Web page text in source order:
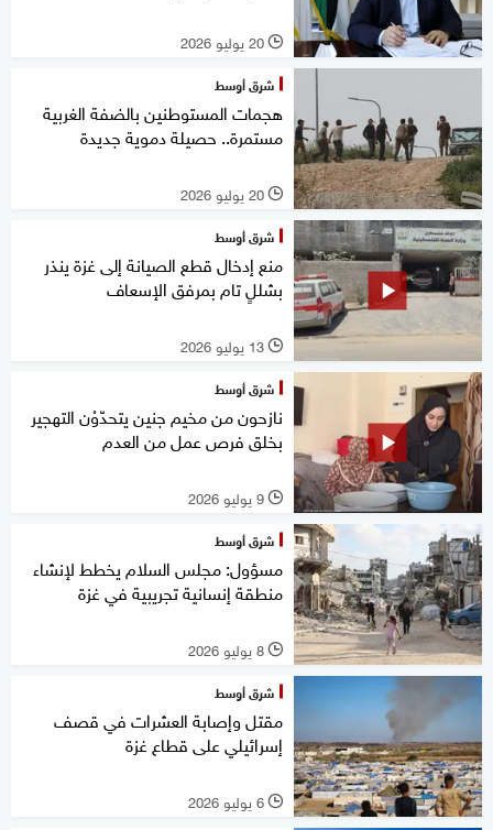
l 20 يوليو 2026
شرق أوسط
هجمات المستوطنين بالضفة الغربية
مستمرة.. حصيلة دموية جديدة
l 20 يوليو 2026
شرق أوسط
منع إدخال قطع الصيانة إلى غزة ينذر
بشللٍ تام بمرفق الإسعاف
l 13 يوليو 2026
شرق أوسط
نازحون من مخيم جنين يتحدّوْن التهجير
بخلق فرص عمل من العدم
l 9 يوليو 2026
شرق أوسط
مسؤول: مجلس السلام يخطط لإنشاء
منطقة إنسانية تجريبية في غزة
l 8 يوليو 2026
شرق أوسط
مقتل وإصابة العشرات في قصف
إسرائيلي على قطاع غزة
l 6 يوليو 2026